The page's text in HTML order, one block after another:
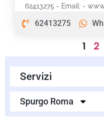
62413275 - Email: -
62413275
1 2
Servizi
Spurgo Roma